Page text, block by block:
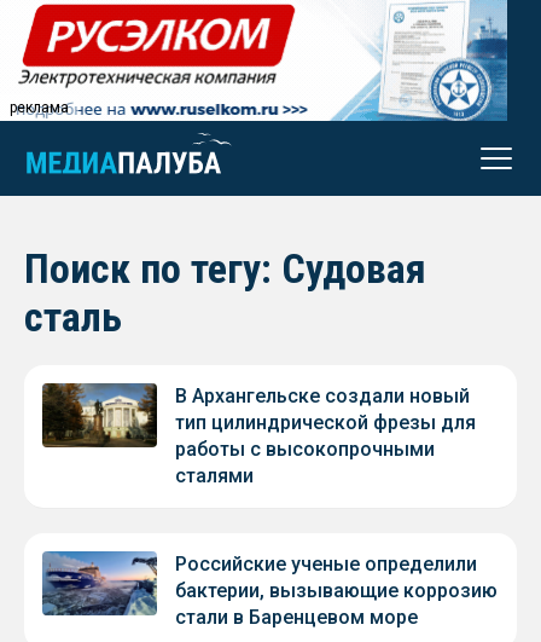
реклама
Поиск по тегу: Судовая
сталь
В Архангельске создали новый
тип цилиндрической фрезы для
работы с высокопрочными
сталями
Российские ученые определили
бактерии, вызывающие коррозию
стали в Баренцевом море